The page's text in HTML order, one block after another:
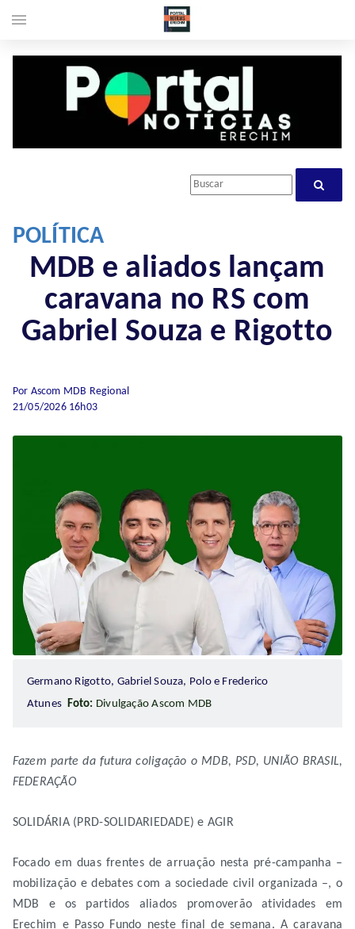
POLÍTICA
MDB e aliados lançam
caravana no RS com
Gabriel Souza e Rigotto
Por Ascom MDB Regional
21/05/2026 16h03
Germano Rigotto, Gabriel Souza, Polo e Frederico
Atunes Foto: Divulgação Ascom MDB
Fazem parte da futura coligação o MDB, PSD, UNIÃO BRASIL,
FEDERAÇÃO
SOLIDÁRIA (PRD-SOLIDARIEDADE) e AGIR
Focado em duas frentes de arruação nesta pré-campanha –
mobilização e debates com a sociedade civil organizada –, o
MDB e os partidos aliados promoverão atividades em
Erechim e Passo Fundo neste final de semana. A caravana
menu